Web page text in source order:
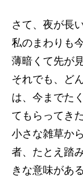
さて、夜が長
私のまわりも
薄暗くて先が
それでも、ど
は、今までた
てもらってき
小さな雑草か
者、たとえ踏
きな意味があ